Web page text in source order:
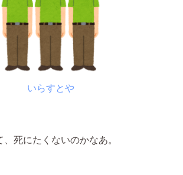
いらすとや
、死にたくないのかなあ。